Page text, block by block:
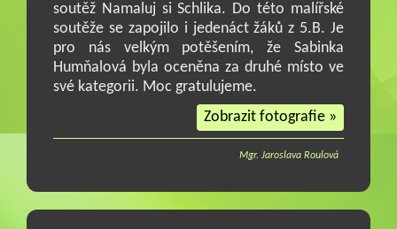
soutěž Namaluj si Schlika. Do této malířské
soutěže se zapojilo i jedenáct žáků z 5.B. Je
pro nás velkým potěšením, že Sabinka
Humňalová byla oceněna za druhé místo ve
své kategorii. Moc gratulujeme.
Zobrazit fotografie »
Mgr. Jaroslava Roulová